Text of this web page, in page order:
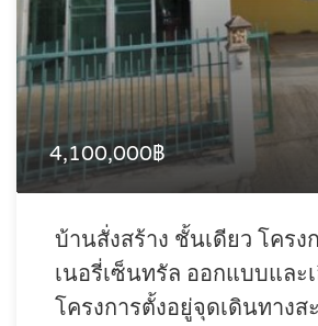
4,100,000฿
บ้านสั่งสร้าง ชั้นเดียว โครง
เนอรี่เซ็นทรัล ออกแบบและ
โครงการตั้งอยู่จุดเดินทางส